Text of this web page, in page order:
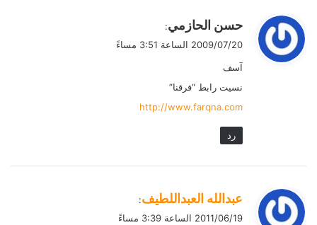
ي
ق
ل
حسن الحازمي:
2009/07/20 الساعة 3:51 مساءً
آسف
نسيت رابط “فرقنا”
http://www.farqna.com
رد
ي
ق
عبدالله العبداللطيف:
2011/06/19 الساعة 3:39 مساءً